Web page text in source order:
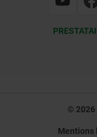
© 2026
Mentions